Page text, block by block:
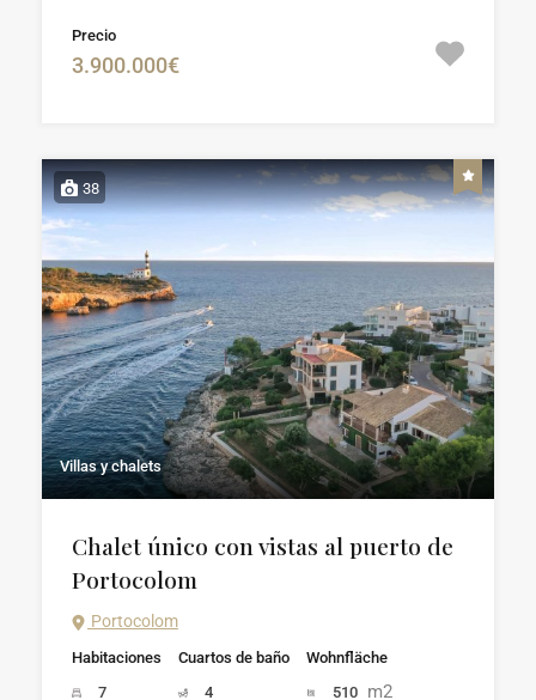
Precio
3.900.000€
38
Villas y chalets
Chalet único con vistas al puerto de
Portocolom
Portocolom
Habitaciones
7
Cuartos de baño
4
Wohnfläche
510 m2